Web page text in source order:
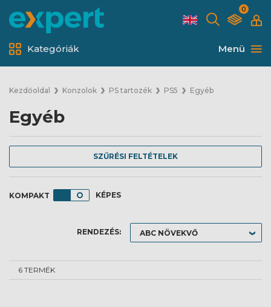
0
Menü
Kategóriák
Kezdőoldal Konzolok PS tartozék PS5 Egyéb
Egyéb
SZŰRÉSI FELTÉTELEK
KÉPES
RENDEZÉS:
6 TERMÉK